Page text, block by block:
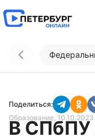
Поделиться:
Образование, 10.10.2023
В СПбПУ